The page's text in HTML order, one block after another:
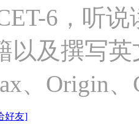
6，听
以及撰写
、Origin
好友]